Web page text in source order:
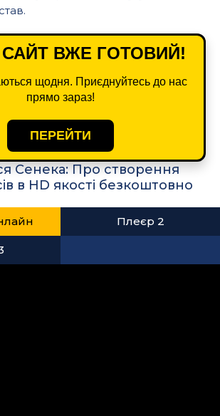
ВЖЕ ГОТОВИЙ!
щодня. Приєднуйтесь до нас
прямо зараз!
ПЕРЕЙТИ
Сенека: Про створення
в HD якості безкоштовно
Плеєр 2